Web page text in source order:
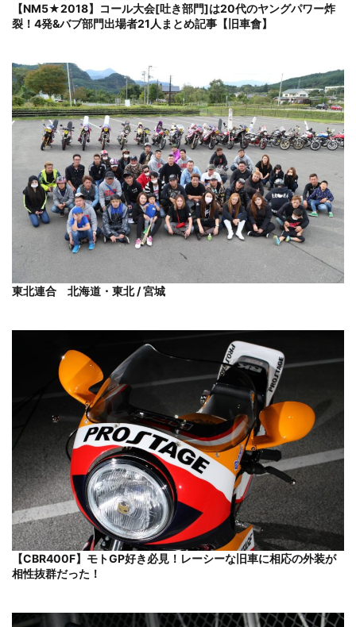
【NM5★2018】コール大会[吐き部門]は20代のヤングパワー炸
裂！4発&バブ部門出場者21人まとめ記事【旧車會】
東北連合 北海道・東北 / 宮城
【CBR400F】モトGP好き必見！レーシーな旧車に相応の外装が
相性抜群だった！